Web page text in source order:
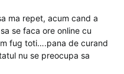
ma repet, acum cand a
se faca ore online cu
fug toti….pana de curand
nu se preocupa sa